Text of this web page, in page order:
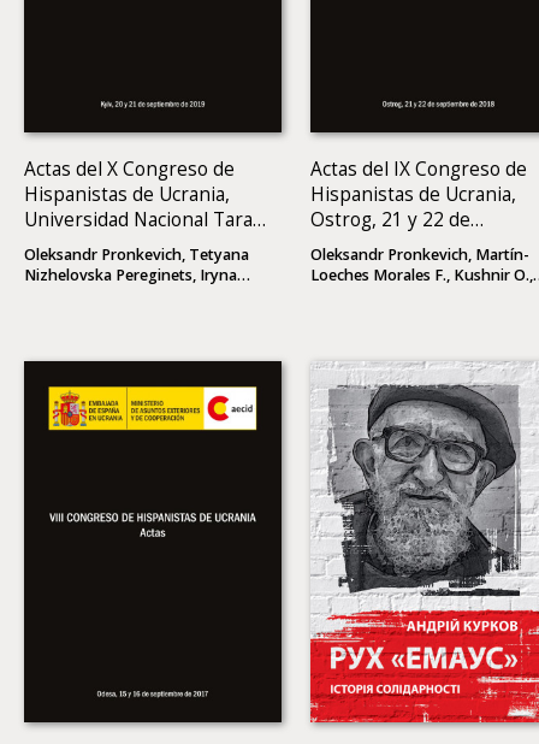
Actas del X Congreso de
Hispanistas de Ucrania,
Universidad Nacional Taras
Shevchenko de Kyiv, 20 y
21 de septiembre de 2019
Oleksandr Pronkevich, Tetyana
Nizhelovska Pereginets, Iryna
Actas del IX Congreso de
Hispanistas de Ucrania,
Ostrog, 21 y 22 de
septiembre de 2018
Oleksandr Pronkevich, Martín-
Loeches Morales F., Kushnir O.,